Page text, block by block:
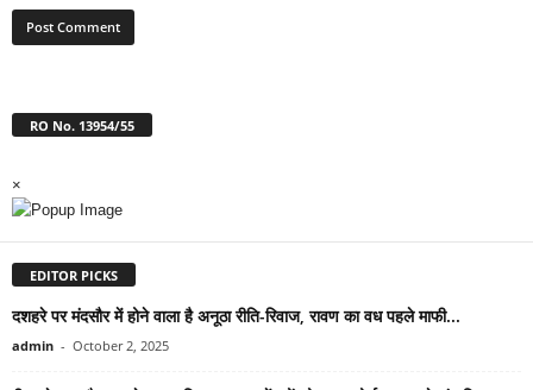
RO No. 13954/55
×
EDITOR PICKS
दशहरे पर मंदसौर में होने वाला है अनूठा रीति-रिवाज, रावण का वध पहले माफी...
admin - October 2, 2025